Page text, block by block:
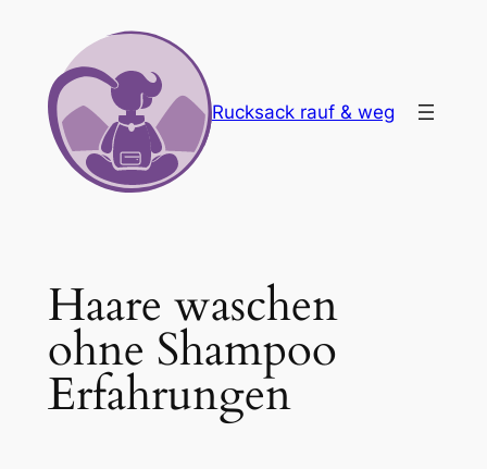
springen
Rucksack rauf & weg
Haare waschen
ohne Shampoo
Erfahrungen